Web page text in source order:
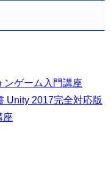
ンゲーム入門講座
Unity 2017完全対応版
座